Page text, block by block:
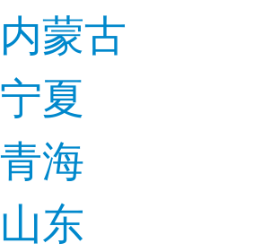
内蒙古
宁夏
青海
山东